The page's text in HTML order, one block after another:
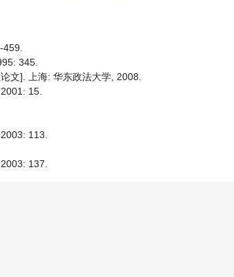
345.
文]. 上海: 华东政法大学, 2008.
15.
113.
137.